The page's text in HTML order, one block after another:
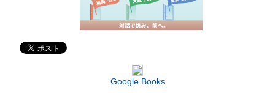
Google Books